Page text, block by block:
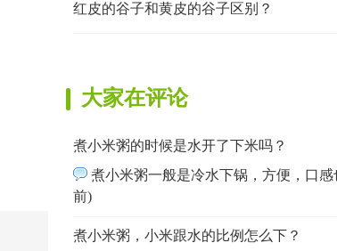
红皮的谷子和黄皮的谷子区别？
大家在评论
煮小米粥的时候是水开了下米吗？
煮小米粥一般是冷水下锅，方便，口感
前)
煮小米粥，小米跟水的比例怎么下？